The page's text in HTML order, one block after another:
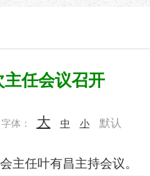
任会议召开
字体： 大 中 小 默认
主任叶有昌主持会议。